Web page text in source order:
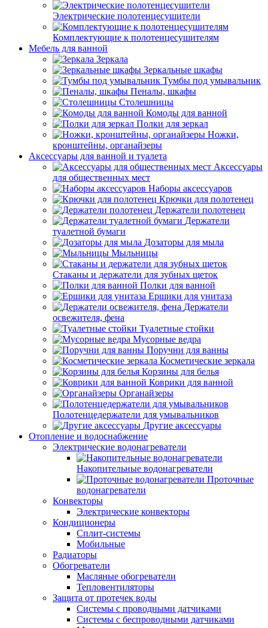
Электрические полотенцесушители
Комплектующие к полотенцесушителям
Мебель для ванной
Зеркала
Зеркальные шкафы
Тумбы под умывальник
Пеналы, шкафы
Столешницы
Комоды для ванной
Полки для зеркал
Ножки,
кронштейны, органайзеры
Аксессуары для ванной и туалета
Аксессуары
для общественных мест
Наборы аксессуаров
Крючки для полотенец
Держатели полотенец
Держатели
туалетной бумаги
Дозаторы для мыла
Мыльницы
Стаканы и держатели для зубных щеток
Полки для ванной
Ершики для унитаза
Держатели
освежителя, фена
Туалетные стойки
Мусорные ведра
Поручни для ванны
Косметические зеркала
Корзины для белья
Коврики для ванной
Органайзеры
Полотенцедержатели для умывальников
Другие аксессуары
Отопление и водоснабжение
Электрические водонагреватели
Накопительные водонагреватели
Проточные
водонагреватели
Конвекторы
Электрические конвекторы
Кондиционеры
Сплит-системы
Мобильные
Радиаторы
Обогреватели
Масляные обогреватели
Тепловентиляторы
Защита от протечек воды
Системы с проводными датчиками
Системы с беспроводными датчиками